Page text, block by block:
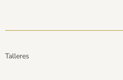
Talleres